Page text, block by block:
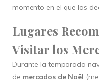
momento en el que las
Lugares
Visitar los
Durante la temporada
de mercados de Noël